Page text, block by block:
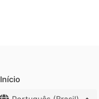
Início